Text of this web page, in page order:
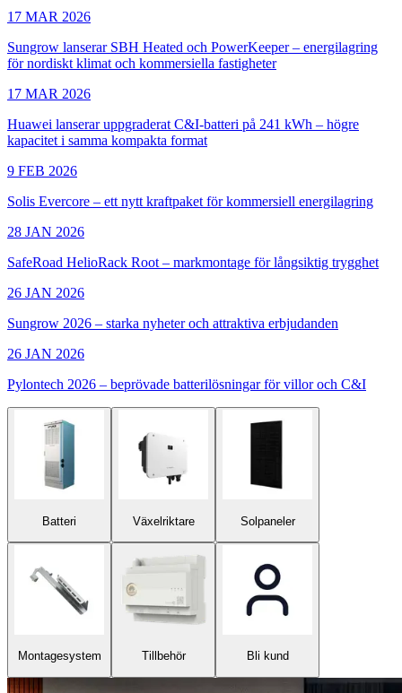
17 MAR 2026
Sungrow lanserar SBH Heated och PowerKeeper – energilagring
för nordiskt klimat och kommersiella fastigheter
17 MAR 2026
Huawei lanserar uppgraderat C&I-batteri på 241 kWh – högre
kapacitet i samma kompakta format
9 FEB 2026
Solis Evercore – ett nytt kraftpaket för kommersiell energilagring
28 JAN 2026
SafeRoad HelioRack Root – markmontage för långsiktig trygghet
26 JAN 2026
Sungrow 2026 – starka nyheter och attraktiva erbjudanden
26 JAN 2026
Pylontech 2026 – beprövade batterilösningar för villor och C&I
Batteri Växelriktare Solpaneler
Montagesystem Tillbehör Bli kund